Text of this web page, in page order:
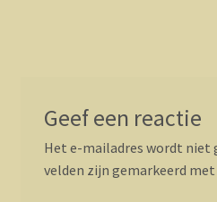
Geef een reactie
Het e-mailadres wordt niet
velden zijn gemarkeerd met